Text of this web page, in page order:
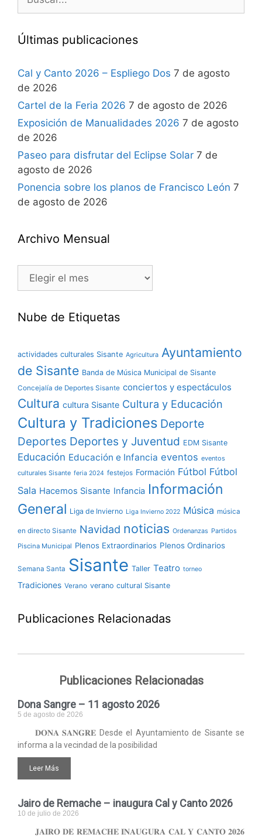
Últimas publicaciones
Cal y Canto 2026 – Espliego Dos 7 de agosto
de 2026
Cartel de la Feria 2026 7 de agosto de 2026
Exposición de Manualidades 2026 7 de agosto
de 2026
Paseo para disfrutar del Eclipse Solar 7 de
agosto de 2026
Ponencia sobre los planos de Francisco León 7
de agosto de 2026
Archivo Mensual
Nube de Etiquetas
actividades culturales Sisante Agricultura Ayuntamiento
de Sisante Banda de Música Municipal de Sisante
Concejalía de Deportes Sisante conciertos y espectáculos
Cultura cultura Sisante Cultura y Educación
Cultura y Tradiciones Deporte
Deportes Deportes y Juventud EDM Sisante
Educación Educación e Infancia eventos eventos
culturales Sisante feria 2024 festejos Formación Fútbol Fútbol
Sala Hacemos Sisante Infancia Información
General Liga de Invierno Liga Invierno 2022 Música música
en directo Sisante Navidad noticias Ordenanzas Partidos
Piscina Municipal Plenos Extraordinarios Plenos Ordinarios
Semana Santa Sisante Taller Teatro torneo
Tradiciones Verano verano cultural Sisante
Publicaciones Relacionadas
Publicaciones Relacionadas
Dona Sangre – 11 agosto 2026
5 de agosto de 2026
𝐃𝐎𝐍𝐀 𝐒𝐀𝐍𝐆𝐑𝐄 Desde el Ayuntamiento de Sisante se
informa a la vecindad de la posibilidad
Leer Más
Jairo de Remache – inaugura Cal y Canto 2026
10 de julio de 2026
𝐉𝐀𝐈𝐑𝐎 𝐃𝐄 𝐑𝐄𝐌𝐀𝐂𝐇𝐄 𝐈𝐍𝐀𝐔𝐆𝐔𝐑𝐀 𝐂𝐀𝐋 𝐘 𝐂𝐀𝐍𝐓𝐎 𝟐𝟎𝟐𝟔